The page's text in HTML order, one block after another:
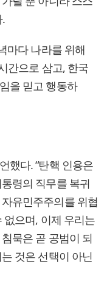
마다 나라를 위해
간으로 삼고, 한국
을 믿고 행동하
했다. “탄핵 인용은
령의 직무를 복귀
유민주주의를 위협
으며, 이제 우리는
묵은 곧 공범이 되
것은 선택이 아닌